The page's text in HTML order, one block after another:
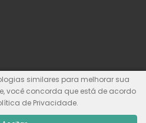
similares para melhorar sua
você concorda que está de acordo
de Privacidade.